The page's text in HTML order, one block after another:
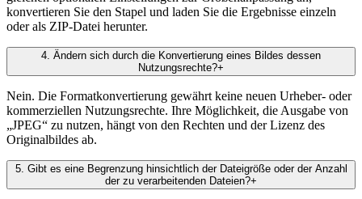
konvertieren Sie den Stapel und laden Sie die Ergebnisse einzeln
oder als ZIP-Datei herunter.
4. Ändern sich durch die Konvertierung eines Bildes dessen
Nutzungsrechte?+
Nein. Die Formatkonvertierung gewährt keine neuen Urheber- oder
kommerziellen Nutzungsrechte. Ihre Möglichkeit, die Ausgabe von
„JPEG“ zu nutzen, hängt von den Rechten und der Lizenz des
Originalbildes ab.
5. Gibt es eine Begrenzung hinsichtlich der Dateigröße oder der Anzahl
der zu verarbeitenden Dateien?+